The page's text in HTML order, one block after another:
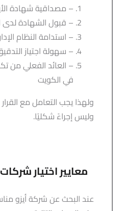
– مصداقية شهادة
– قبول الشهادة لدى
– استدامة النظام
– سهولة اجتياز
– العائد الفعلي من
في الكويت
ولهذا يجب التعامل مع
وليس إجراءً شكليًا.
معايير اختيار
عند البحث عن شركة أيزو